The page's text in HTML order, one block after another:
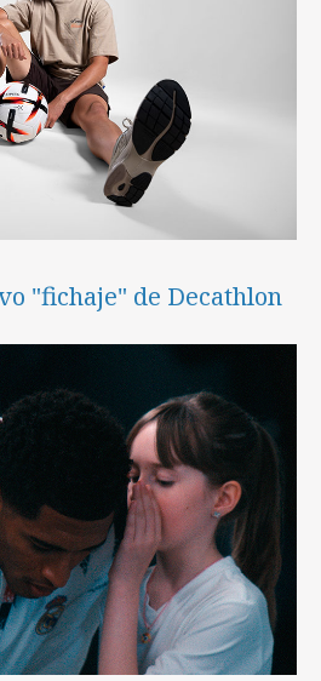
"fichaje" de Decathlon